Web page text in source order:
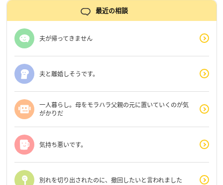
最近の相談
夫が帰ってきません
夫と離婚しそうです。
一人暮らし。母をモラハラ父親の元に置いていくのが気
がかりだ
気持ち悪いです。
別れを切り出されたのに、撤回したいと言われました